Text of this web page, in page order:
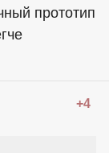
прототип
+4